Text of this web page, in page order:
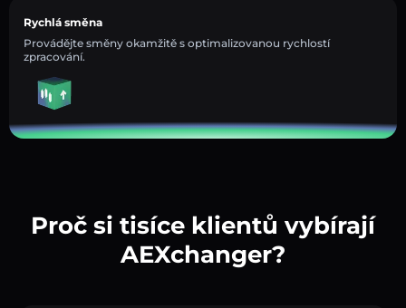
Rychlá směna
Provádějte směny okamžitě s optimalizovanou rychlostí
zpracování.
Proč si tisíce klientů vybírají
AEXchanger?